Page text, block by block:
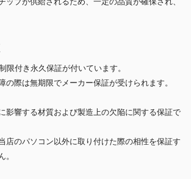
限付き永久保証が付いています。
の際は無期限でメーカー保証が受けられます。
影響する材質および製造上の欠陥に関する保証で
店のパソコン以外に取り付けた際の相性を保証す
。